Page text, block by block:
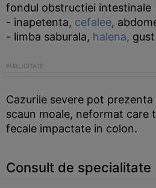
fondul obstructiei intestinale
- inapetenta, cefalee,
- limba saburala, halena,
Cazurile severe pot
scaun moale, neformat care
fecale impactate in colon.
Consult de specialitate